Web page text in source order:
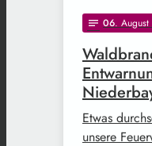
notes 06.
Etwas
unsere